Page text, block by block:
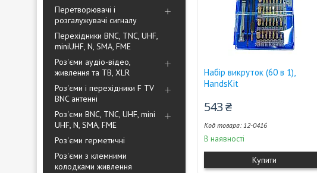
Перетворювачі і
розгалужувачі сигналу
Перехідники BNC, TNC, UHF,
miniUHF, N, SMA, FME
Роз'єми аудіо-відео,
живлення та ТВ, XLR
Роз'єми і перехідники F TV
BNC антенні
Роз'єми BNC, TNC, UHF, mini
UHF, N, SMA, FME
Роз'єми герметичні
Роз'єми з клемними
колодками живлення
Набір викруток (60 в 1),
HandsKit
543 ₴
12-0416
В наявності
Купити